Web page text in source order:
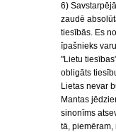
6)
zaudē
tiesībās. Es
īpašnieks
"Lietu
obligāts
Lietas nevar
Mantas
sinonīms
tā,